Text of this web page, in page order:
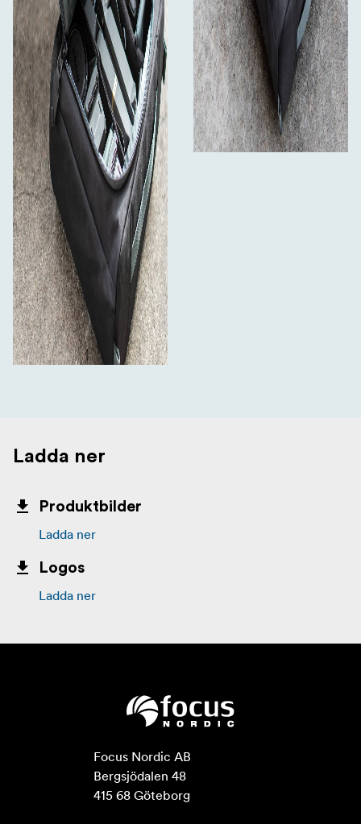
Ladda ner
Produktbilder
Ladda ner
Logos
Ladda ner
Focus Nordic AB
Bergsjödalen 48
415 68 Göteborg